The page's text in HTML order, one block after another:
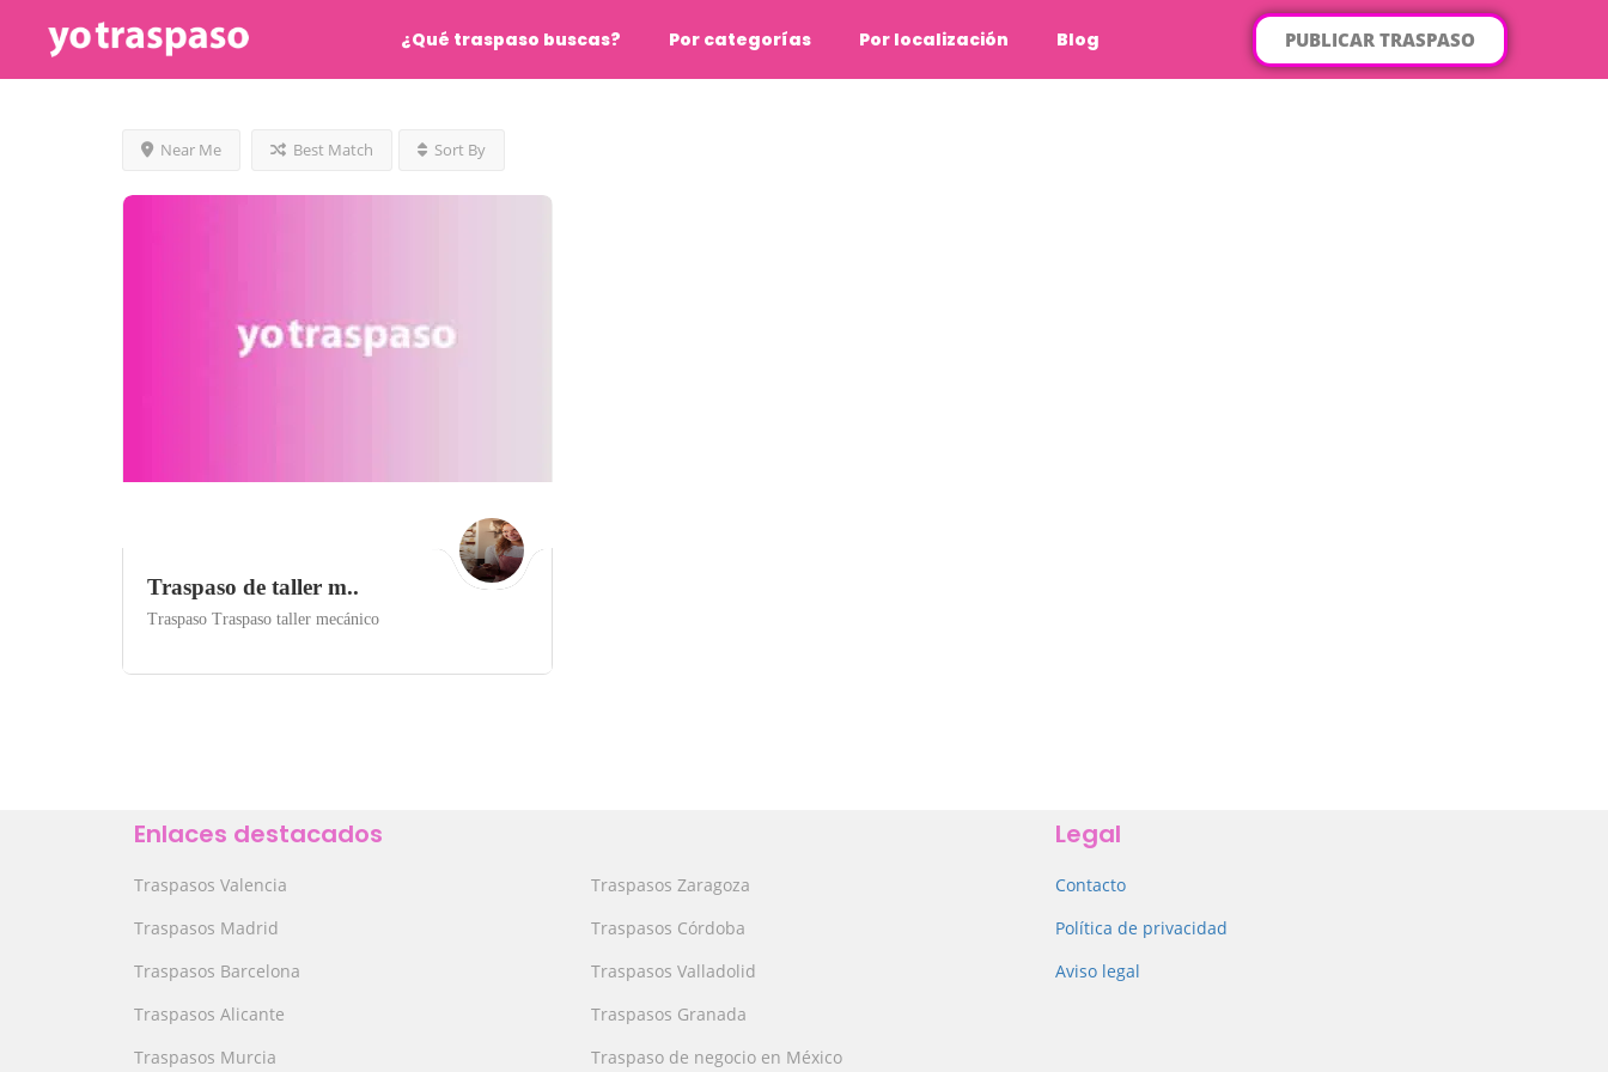
¿Qué traspaso buscas? Por categorías Por localización Blog PUBLICAR TRASPASO
Near Me Best Match Sort By
Traspaso de taller m..
Traspaso Traspaso taller mecánico
Enlaces destacados
Traspasos Valencia
Traspasos Madrid
Traspasos Barcelona
Traspasos Alicante
Traspasos Murcia
Traspasos Zaragoza
Traspasos Córdoba
Traspasos Valladolid
Traspasos Granada
Traspaso de negocio en México
Legal
Contacto
Política de privacidad
Aviso legal